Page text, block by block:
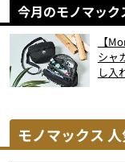
今月のモノマック
【
シャ
し入
モノマックス